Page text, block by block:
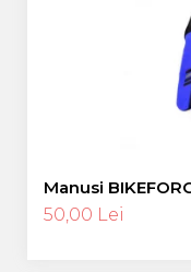
Manusi
50,00 Lei